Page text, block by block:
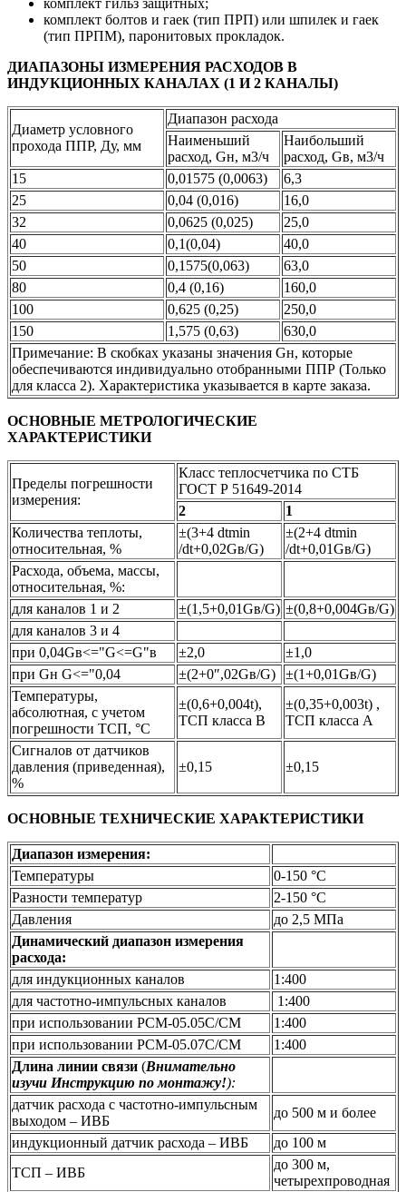
комплект болтов и гаек (тип ПРП) или шпилек и гаек
(тип ПРПМ), паронитовых прокладок.
ДИАПАЗОНЫ ИЗМЕРЕНИЯ РАСХОДОВ В
ИНДУКЦИОННЫХ КАНАЛАХ (1 И 2 КАНАЛЫ)
Диаметр условного
прохода ППР, Ду, мм
Диапазон расхода
Наименьший
расход, Gн, м3/ч
Наибольший
расход, Gв, м3/ч
15
0,01575 (0,0063)
6,3
25
0,04 (0,016)
16,0
32
0,0625 (0,025)
25,0
40
0,1(0,04)
40,0
50
0,1575(0,063)
63,0
80
0,4 (0,16)
160,0
100
0,625 (0,25)
250,0
150
1,575 (0,63)
630,0
Примечание: В скобках указаны значения Gн, которые
обеспечиваются индивидуально отобранными ППР (Только
для класса 2). Характеристика указывается в карте заказа.
ОСНОВНЫЕ МЕТРОЛОГИЧЕСКИЕ
ХАРАКТЕРИСТИКИ
Пределы погрешности
измерения:
Класс теплосчетчика по СТБ
ГОСТ Р 51649-2014
2
1
Количества теплоты,
относительная, %
±(3+4 dtmin
/dt+0,02Gв/G)
±(2+4 dtmin
/dt+0,01Gв/G)
Расхода, объема, массы,
относительная, %:
для каналов 1 и 2
±(1,5+0,01Gв/G) ±(0,8+0,004Gв/G)
для каналов 3 и 4
при 0,04Gв<="G<=G"в
±2,0
±1,0
при Gн G<="0,04
±(2+0″,02Gв/G)
±(1+0,01Gв/G)
Температуры,
абсолютная, с учетом
погрешности ТСП, °С
±(0,6+0,004t),
ТСП класса В
±(0,35+0,003t) ,
ТСП класса А
Сигналов от датчиков
давления (приведенная),
%
±0,15 ±0,15
ОСНОВНЫЕ ТЕХНИЧЕСКИЕ ХАРАКТЕРИСТИКИ
Диапазон измерения:
Температуры
0-150 °С
Разности температур
2-150 °С
Давления
до 2,5 МПа
Динамический диапазон измерения
расхода:
для индукционных каналов
1:400
для частотно-импульсных каналов
1:400
при использовании РСМ-05.05С/СМ
1:400
при использовании РСМ-05.07С/СМ
1:400
Длина линии связи (Внимательно
изучи Инструкцию по монтажу!):
датчик расхода c частотно-импульсным
выходом – ИВБ
до 500 м и более
индукционный датчик расхода – ИВБ
до 100 м
ТСП – ИВБ
до 300 м,
четырехпроводная